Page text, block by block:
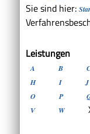
Sie sind hier:
Leistungen
A B
H
I J
O
P
V
W